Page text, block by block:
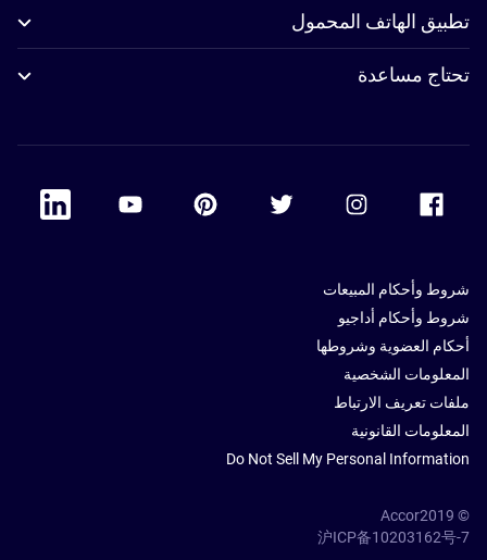
تطبيق الهاتف المحمول
تحتاج مساعدة
Accor Youtube
Linkedin
شروط وأحكام المبيعات
شروط وأحكام أداجيو
أحكام العضوية وشروطها
المعلومات الشخصية
ملفات تعريف الارتباط
المعلومات القانونية
Do Not Sell My Personal Information
© Accor2019
沪ICP备10203162号-7